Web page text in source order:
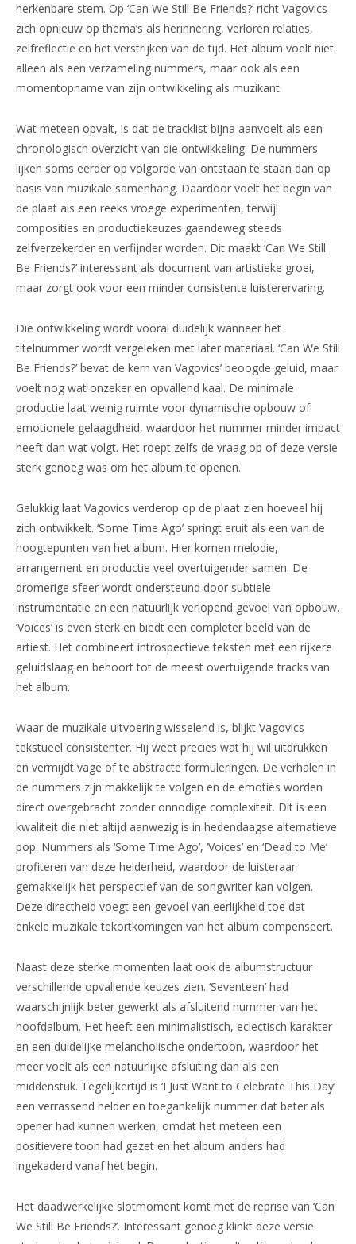
herkenbare stem. Op ‘Can We Still Be Friends?’ richt Vagovics
zich opnieuw op thema’s als herinnering, verloren relaties,
zelfreflectie en het verstrijken van de tijd. Het album voelt niet
alleen als een verzameling nummers, maar ook als een
momentopname van zijn ontwikkeling als muzikant.
Wat meteen opvalt, is dat de tracklist bijna aanvoelt als een
chronologisch overzicht van die ontwikkeling. De nummers
lijken soms eerder op volgorde van ontstaan te staan dan op
basis van muzikale samenhang. Daardoor voelt het begin van
de plaat als een reeks vroege experimenten, terwijl
composities en productiekeuzes gaandeweg steeds
zelfverzekerder en verfijnder worden. Dit maakt ‘Can We Still
Be Friends?’ interessant als document van artistieke groei,
maar zorgt ook voor een minder consistente luisterervaring.
Die ontwikkeling wordt vooral duidelijk wanneer het
titelnummer wordt vergeleken met later materiaal. ‘Can We Still
Be Friends?’ bevat de kern van Vagovics’ beoogde geluid, maar
voelt nog wat onzeker en opvallend kaal. De minimale
productie laat weinig ruimte voor dynamische opbouw of
emotionele gelaagdheid, waardoor het nummer minder impact
heeft dan wat volgt. Het roept zelfs de vraag op of deze versie
sterk genoeg was om het album te openen.
Gelukkig laat Vagovics verderop op de plaat zien hoeveel hij
zich ontwikkelt. ‘Some Time Ago’ springt eruit als een van de
hoogtepunten van het album. Hier komen melodie,
arrangement en productie veel overtuigender samen. De
dromerige sfeer wordt ondersteund door subtiele
instrumentatie en een natuurlijk verlopend gevoel van opbouw.
‘Voices’ is even sterk en biedt een completer beeld van de
artiest. Het combineert introspectieve teksten met een rijkere
geluidslaag en behoort tot de meest overtuigende tracks van
het album.
Waar de muzikale uitvoering wisselend is, blijkt Vagovics
tekstueel consistenter. Hij weet precies wat hij wil uitdrukken
en vermijdt vage of te abstracte formuleringen. De verhalen in
de nummers zijn makkelijk te volgen en de emoties worden
direct overgebracht zonder onnodige complexiteit. Dit is een
kwaliteit die niet altijd aanwezig is in hedendaagse alternatieve
pop. Nummers als ‘Some Time Ago’, ‘Voices’ en ‘Dead to Me’
profiteren van deze helderheid, waardoor de luisteraar
gemakkelijk het perspectief van de songwriter kan volgen.
Deze directheid voegt een gevoel van eerlijkheid toe dat
enkele muzikale tekortkomingen van het album compenseert.
Naast deze sterke momenten laat ook de albumstructuur
verschillende opvallende keuzes zien. ‘Seventeen’ had
waarschijnlijk beter gewerkt als afsluitend nummer van het
hoofdalbum. Het heeft een minimalistisch, eclectisch karakter
en een duidelijke melancholische ondertoon, waardoor het
meer voelt als een natuurlijke afsluiting dan als een
middenstuk. Tegelijkertijd is ‘I Just Want to Celebrate This Day’
een verrassend helder en toegankelijk nummer dat beter als
opener had kunnen werken, omdat het meteen een
positievere toon had gezet en het album anders had
ingekaderd vanaf het begin.
Het daadwerkelijke slotmoment komt met de reprise van ‘Can
We Still Be Friends?’. Interessant genoeg klinkt deze versie